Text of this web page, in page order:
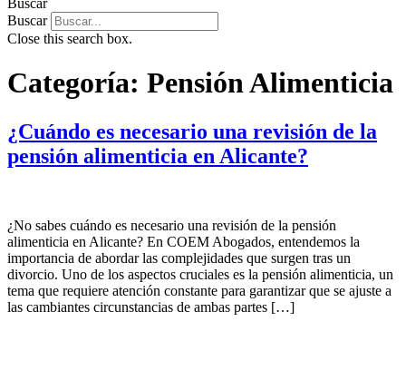
Buscar
Buscar
Close this search box.
Categoría: Pensión Alimenticia
¿Cuándo es necesario una revisión de la
pensión alimenticia en Alicante?
¿No sabes cuándo es necesario una revisión de la pensión
alimenticia en Alicante? En COEM Abogados, entendemos la
importancia de abordar las complejidades que surgen tras un
divorcio. Uno de los aspectos cruciales es la pensión alimenticia, un
tema que requiere atención constante para garantizar que se ajuste a
las cambiantes circunstancias de ambas partes […]